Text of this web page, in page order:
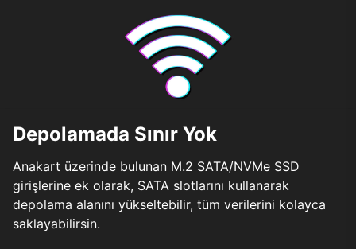
Depolamada Sınır Yok
Anakart üzerinde bulunan M.2 SATA/NVMe SSD
girişlerine ek olarak, SATA slotlarını kullanarak
depolama alanını yükseltebilir, tüm verilerini kolayca
saklayabilirsin.